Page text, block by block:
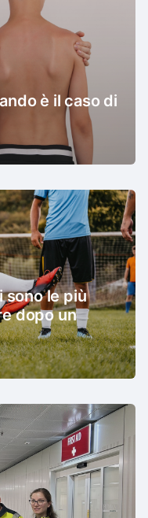
è il caso di
sono le più
dopo un